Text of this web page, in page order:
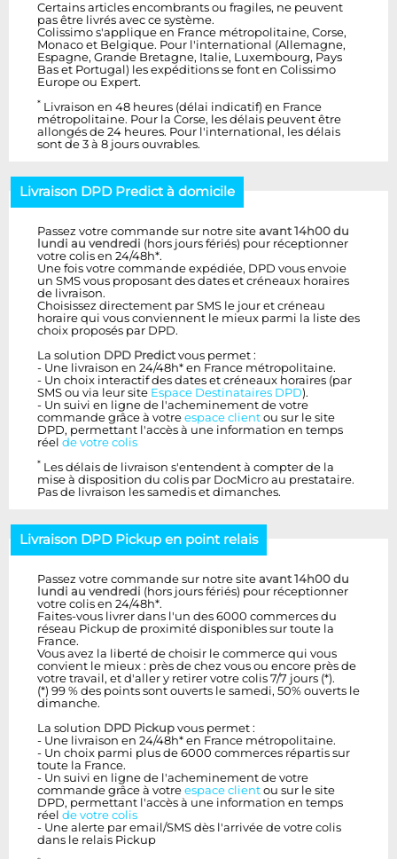
Certains articles encombrants ou fragiles, ne peuvent
pas être livrés avec ce système.
Colissimo s'applique en France métropolitaine, Corse,
Monaco et Belgique. Pour l'international (Allemagne,
Espagne, Grande Bretagne, Italie, Luxembourg, Pays
Bas et Portugal) les expéditions se font en Colissimo
Europe ou Expert.
* Livraison en 48 heures (délai indicatif) en France
métropolitaine. Pour la Corse, les délais peuvent être
allongés de 24 heures. Pour l'international, les délais
sont de 3 à 8 jours ouvrables.
Livraison DPD Predict à domicile
Passez votre commande sur notre site avant 14h00 du
lundi au vendredi (hors jours fériés) pour réceptionner
votre colis en 24/48h*.
Une fois votre commande expédiée, DPD vous envoie
un SMS vous proposant des dates et créneaux horaires
de livraison.
Choisissez directement par SMS le jour et créneau
horaire qui vous conviennent le mieux parmi la liste des
choix proposés par DPD.
La solution DPD Predictvous permet :
- Une livraison en 24/48h* en France métropolitaine.
- Un choix interactif des dates et créneaux horaires (par
SMS ou via leur site Espace Destinataires DPD).
- Un suivi en ligne de l'acheminement de votre
commande grâce à votre espace client ou sur le site
DPD, permettant l'accès à une information en temps
réel de votre colis
* Les délais de livraison s'entendent à compter de la
mise à disposition du colis par DocMicro au prestataire.
Pas de livraison les samedis et dimanches.
Livraison DPD Pickup en point relais
Passez votre commande sur notre site avant 14h00 du
lundi au vendredi (hors jours fériés) pour réceptionner
votre colis en 24/48h*.
Faites-vous livrer dans l'un des 6000 commerces du
réseau Pickup de proximité disponibles sur toute la
France.
Vous avez la liberté de choisir le commerce qui vous
convient le mieux : près de chez vous ou encore près de
votre travail, et d'aller y retirer votre colis 7/7 jours (*).
(*) 99 % des points sont ouverts le samedi, 50% ouverts le
dimanche.
La solution DPD Pickup vous permet :
- Une livraison en 24/48h* en France métropolitaine.
- Un choix parmi plus de 6000 commerces répartis sur
toute la France.
- Un suivi en ligne de l'acheminement de votre
commande grâce à votre espace client ou sur le site
DPD, permettant l'accès à une information en temps
réel de votre colis
- Une alerte par email/SMS dès l'arrivée de votre colis
dans le relais Pickup